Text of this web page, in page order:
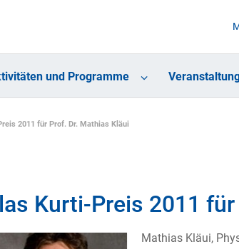
und Programme
2011 für Prof. Dr. Mathias Kläui
Kurti-Preis 2011
Mathias Kläui,